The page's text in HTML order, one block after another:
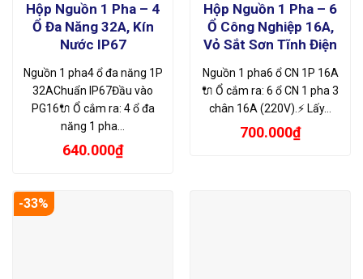
Hộp Nguồn 1 Pha – 4
Ổ Đa Năng 32A, Kín
Nước IP67
Nguồn 1 pha4 ổ đa năng 1P
32AChuẩn IP67Đầu vào
PG16🔌 Ổ cắm ra: 4 ổ đa
năng 1 pha…
640.000₫
Hộp Nguồn 1 Pha – 6
Ổ Công Nghiệp 16A,
Vỏ Sắt Sơn Tĩnh Điện
Nguồn 1 pha6 ổ CN 1P 16A
🔌 Ổ cắm ra: 6 ổ CN 1 pha 3
chân 16A (220V).⚡ Lấy…
700.000₫
-33%